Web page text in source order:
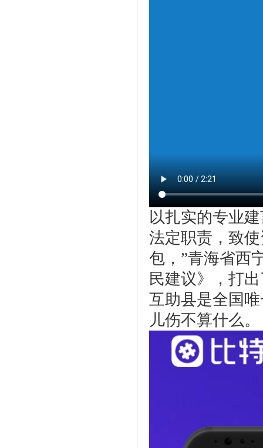
以扎实的专业
法定职责，致
包，”青海省西
民建议》，打
互助县是全国
儿伤不算什么。